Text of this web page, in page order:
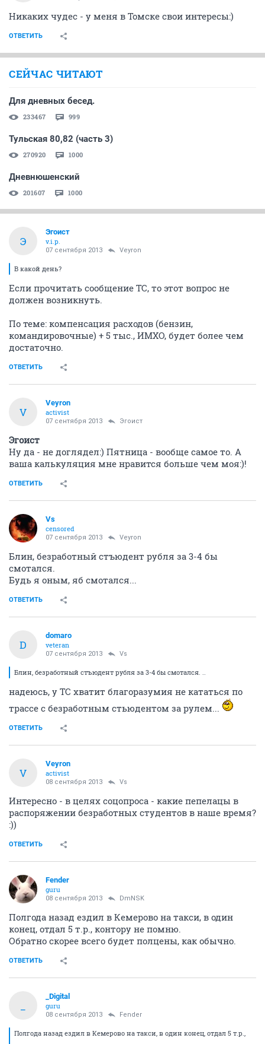
Никаких чудес - у меня в Томске свои интересы:)
ОТВЕТИТЬ
СЕЙЧАС ЧИТАЮТ
Для дневных бесед.
233467 999
Тульская 80,82 (часть 3)
270920 1000
Дневнюшенский
201607 1000
Э
Эгоист
v.i.p.
07 сентября 2013 Veyron
В какой день?
Если прочитать сообщение ТС, то этот вопрос не
должен возникнуть.
По теме: компенсация расходов (бензин,
командировочные) + 5 тыс., ИМХО, будет более чем
достаточно.
ОТВЕТИТЬ
V
Veyron
activist
07 сентября 2013 Эгоист
Эгоист
Ну да - не доглядел:) Пятница - вообще самое то. А
ваша калькуляция мне нравится больше чем моя:)!
ОТВЕТИТЬ
Vs
censored
07 сентября 2013 Veyron
Блин, безработный стъюдент рубля за 3-4 бы
смотался.
Будь я оным, яб смотался...
ОТВЕТИТЬ
D
domaro
veteran
07 сентября 2013 Vs
Блин, безработный стъюдент рубля за 3-4 бы смотался. ..
надеюсь, у ТС хватит благоразумия не кататься по
трассе с безработным стьюдентом за рулем...
ОТВЕТИТЬ
V
Veyron
activist
08 сентября 2013 Vs
Интересно - в целях соцопроса - какие пепелацы в
распоряжении безработных студентов в наше время?
:))
ОТВЕТИТЬ
Fender
guru
08 сентября 2013 DmNSK
Полгода назад ездил в Кемерово на такси, в один
конец, отдал 5 т.р., контору не помню.
Обратно скорее всего будет полцены, как обычно.
ОТВЕТИТЬ
_Digital
guru
08 сентября 2013 Fender
Полгода назад ездил в Кемерово на такси, в один конец, отдал 5 т.р.,